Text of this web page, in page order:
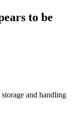
to be
and handling